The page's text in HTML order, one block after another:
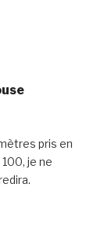
pris en
je ne